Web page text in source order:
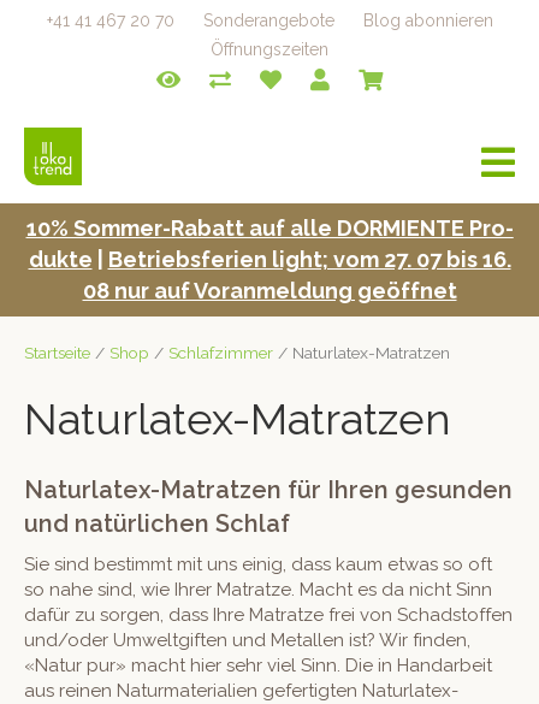
+41 41 467 20 70 Sonderangebote
Blog abonnieren
Öffnungszeiten
a
v
i
10% Som­mer-Rabatt auf alle DORMIENTE Pro­
duk­te
Betrieb­s­fe­rien light; vom 27. 07 bis 16.
08 nur auf Voran­mel­dung geöffnet
Startseite / Shop / Schlafzimmer / Naturlatex-Matratzen
Naturlatex-Matratzen
Naturlatex-Matratzen für Ihren gesunden
und natürlichen Schlaf
Sie sind bes­timmt mit uns einig, dass kaum etwas so oft
so nahe sind, wie Ihrer Matratze. Macht es da nicht Sinn
dafür zu sor­gen, dass Ihre Matratze frei von Schad­stof­fen
und/oder Umwelt­giften und Met­allen ist? Wir find­en,
«Natur pur» macht hier sehr viel Sinn. Die in Han­dar­beit
aus reinen Natur­ma­te­ri­alien gefer­tigten Naturla­tex-